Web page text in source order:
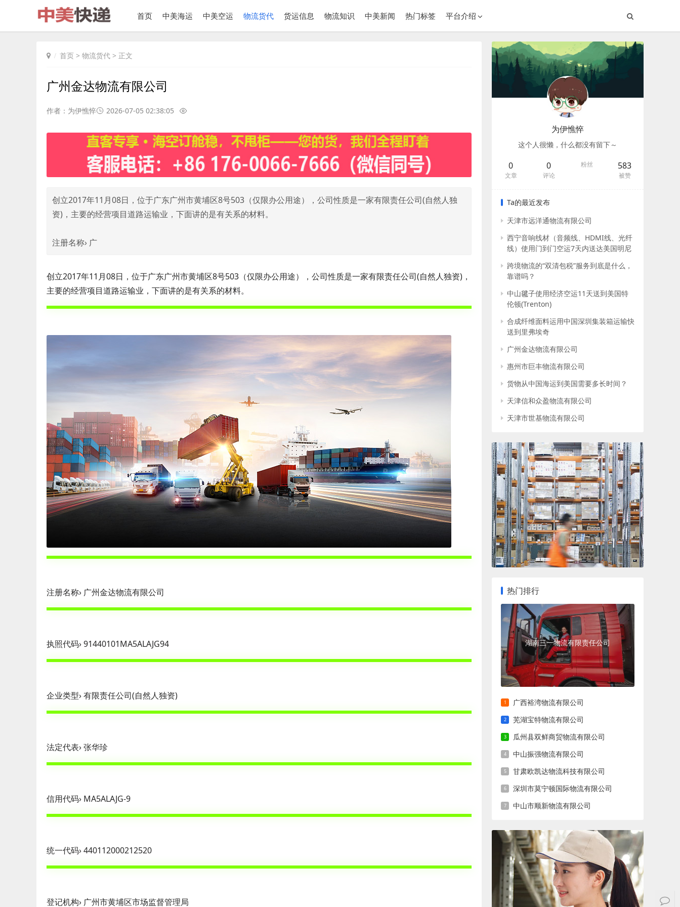
首页 中美海运 中美空运 物流货代 货运信息 物流知识 中美新闻 热门标签 平台介绍
首页 > 物流货代 > 正文
广州金达物流有限公司
作者：为伊憔悴 2026-07-05 02:38:05
创立2017年11月08日，位于广东广州市黄埔区8号503（仅限办公用途），公司性质是一家有限责任公司(自然人独
资)，主要的经营项目道路运输业，下面讲的是有关系的材料。
注册名称› 广
创立2017年11月08日，位于广东广州市黄埔区8号503（仅限办公用途），公司性质是一家有限责任公司(自然人独资)，
主要的经营项目道路运输业，下面讲的是有关系的材料。
注册名称› 广州金达物流有限公司
执照代码› 91440101MA5ALAJG94
企业类型› 有限责任公司(自然人独资)
法定代表› 张华珍
信用代码› MA5ALAJG-9
统一代码› 440112000212520
登记机构› 广州市黄埔区市场监督管理局
为伊憔悴
这个人很懒，什么都没有留下～
0
文章
0
评论
粉丝 583
被赞
Ta的最近发布
天津市远洋通物流有限公司
西宁音响线材（音频线、HDMI线、光纤
线）使用门到门空运7天内送达美国明尼
跨境物流的“双清包税”服务到底是什么，
靠谱吗？
中山毽子使用经济空运11天送到美国特
伦顿(Trenton)
合成纤维面料运用中国深圳集装箱运输快
送到里弗埃奇
广州金达物流有限公司
惠州市巨丰物流有限公司
货物从中国海运到美国需要多长时间？
天津信和众盈物流有限公司
天津市世基物流有限公司
热门排行
湖南三一物流有限责任公司
广西裕湾物流有限公司
芜湖宝特物流有限公司
瓜州县双鲜商贸物流有限公司
中山振强物流有限公司
甘肃欧凯达物流科技有限公司
深圳市莫宁顿国际物流有限公司
中山市顺新物流有限公司